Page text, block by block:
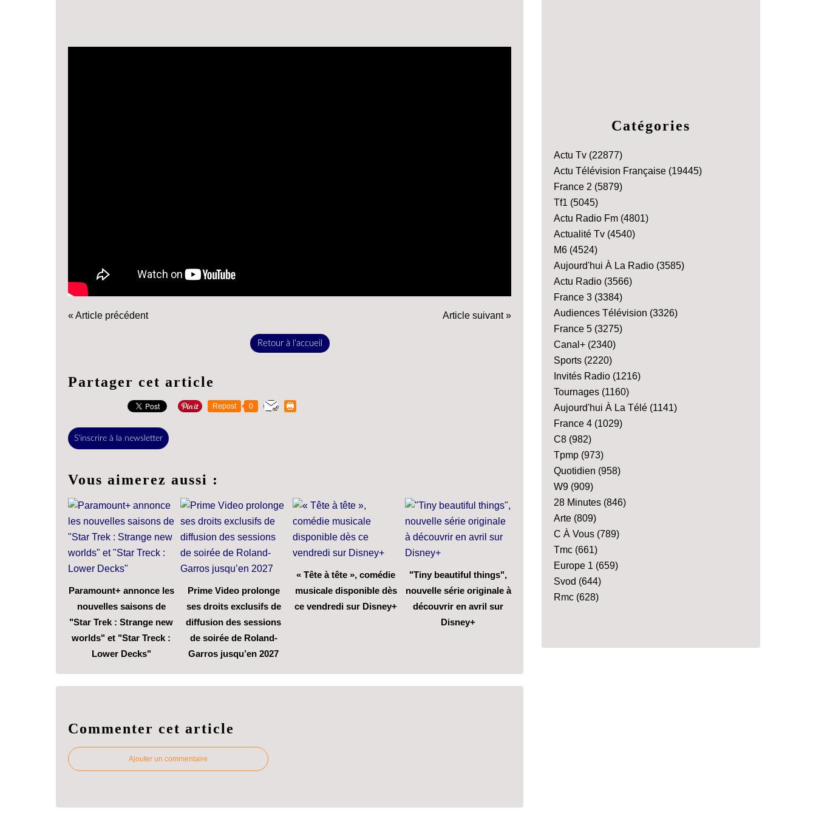
« Article précédent Article suivant »
Retour à l'accueil
Partager cet article
Repost 0
S'inscrire à la newsletter
Vous aimerez aussi :
Paramount+ annonce les
nouvelles saisons de
"Star Trek : Strange new
worlds" et "Star Treck :
Lower Decks"
Prime Video prolonge
ses droits exclusifs de
diffusion des sessions
de soirée de Roland-
Garros jusqu’en 2027
« Tête à tête », comédie
musicale disponible dès
ce vendredi sur Disney+
"Tiny beautiful things",
nouvelle série originale à
découvrir en avril sur
Disney+
Commenter cet article
Ajouter un commentaire
Catégories
Actu Tv (22877)
Actu Télévision Française (19445)
France 2 (5879)
Tf1 (5045)
Actu Radio Fm (4801)
Actualité Tv (4540)
M6 (4524)
Aujourd'hui À La Radio (3585)
Actu Radio (3566)
France 3 (3384)
Audiences Télévision (3326)
France 5 (3275)
Canal+ (2340)
Sports (2220)
Invités Radio (1216)
Tournages (1160)
Aujourd'hui À La Télé (1141)
France 4 (1029)
C8 (982)
Tpmp (973)
Quotidien (958)
W9 (909)
28 Minutes (846)
Arte (809)
C À Vous (789)
Tmc (661)
Europe 1 (659)
Svod (644)
Rmc (628)